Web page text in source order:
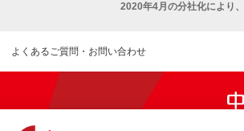
2020年4月の分社化により、
よくあるご質問・お問い合わせ